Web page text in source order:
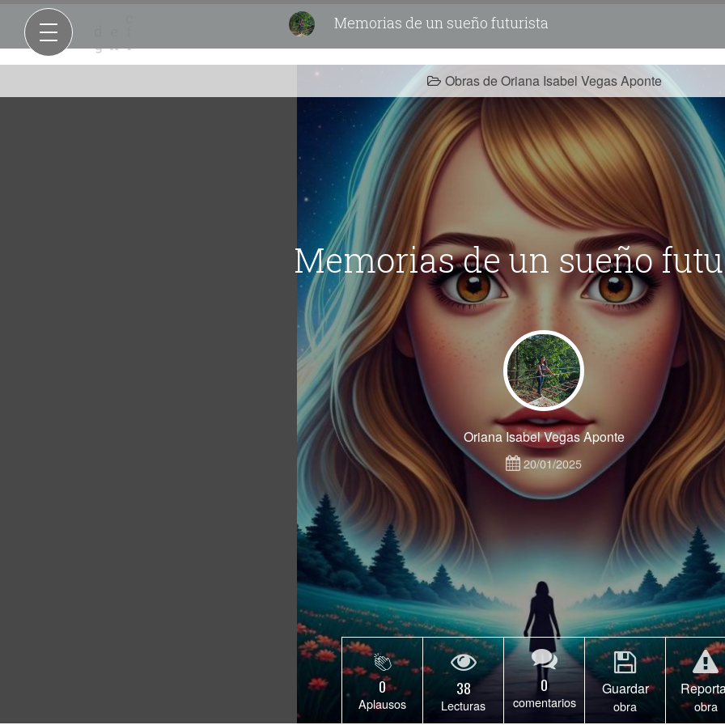
Memorias de un sueño futurista
Obras de Oriana Isabel Vegas Aponte
Memorias de un sueño
Oriana Isabel Vegas Aponte
20/01/2025
0
Aplausos
38
Lecturas
0
comentarios
Guardar
obra obra